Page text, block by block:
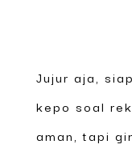
Jujur aja,
kepo soal
aman, tapi